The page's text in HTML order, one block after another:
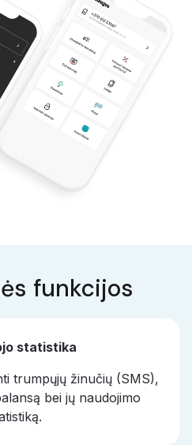
funkcijos
statistika
trumpųjų žinučių (SMS),
bei jų naudojimo